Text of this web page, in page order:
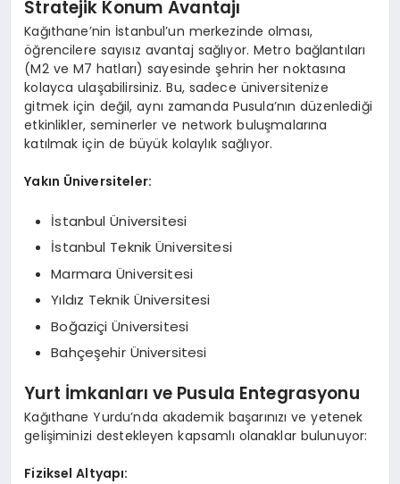
Stratejik Konum Avantajı
Kağıthane’nin İstanbul’un merkezinde olması,
öğrencilere sayısız avantaj sağlıyor. Metro bağlantıları
(M2 ve M7 hatları) sayesinde şehrin her noktasına
kolayca ulaşabilirsiniz. Bu, sadece üniversitenize
gitmek için değil, aynı zamanda Pusula’nın düzenlediği
etkinlikler, seminerler ve network buluşmalarına
katılmak için de büyük kolaylık sağlıyor.
Yakın Üniversiteler:
İstanbul Üniversitesi
İstanbul Teknik Üniversitesi
Marmara Üniversitesi
Yıldız Teknik Üniversitesi
Boğaziçi Üniversitesi
Bahçeşehir Üniversitesi
Yurt İmkanları ve Pusula Entegrasyonu
Kağıthane Yurdu’nda akademik başarınızı ve yetenek
gelişiminizi destekleyen kapsamlı olanaklar bulunuyor:
Fiziksel Altyapı: